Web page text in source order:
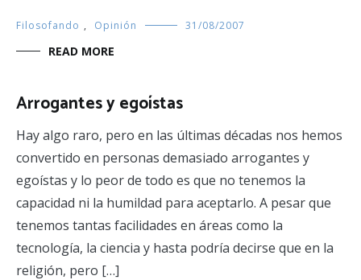
Filosofando , Opinión 31/08/2007
READ MORE
Arrogantes y egoístas
Hay algo raro, pero en las últimas décadas nos hemos
convertido en personas demasiado arrogantes y
egoístas y lo peor de todo es que no tenemos la
capacidad ni la humildad para aceptarlo. A pesar que
tenemos tantas facilidades en áreas como la
tecnología, la ciencia y hasta podría decirse que en la
religión, pero […]